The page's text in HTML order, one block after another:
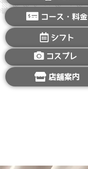
コース・料金
シフト
コスプレ
店舗案内